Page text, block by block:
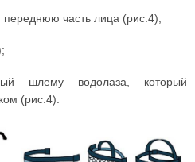
часть лица (рис.4);
шлему водолаза, который
(рис.4).